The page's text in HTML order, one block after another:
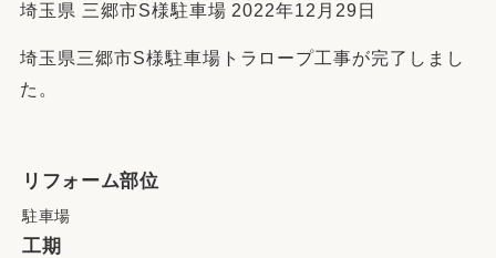
埼玉県 三郷市S様駐車場 2022年12月29日
埼玉県三郷市S様駐車場トラロープ工事が完了しまし
た。
リフォーム部位
駐車場
工期